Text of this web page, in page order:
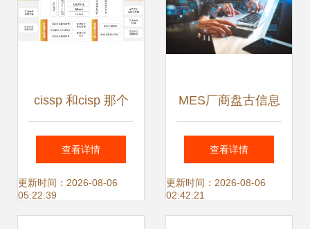
cissp 和cisp 那个
含金量高?
查看详情
更新时间：2026-08-06
05:22:39
MES厂商盘古信息
以数字化之力，驱
动制造业精益管理
查看详情
更新时间：2026-08-06
02:42:21